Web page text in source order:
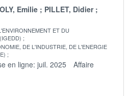
Emilie
PILLET, Didier
ET DU
DE L'INDUSTRIE, DE L'ENERGIE
en ligne: juil. 2025
Affaire